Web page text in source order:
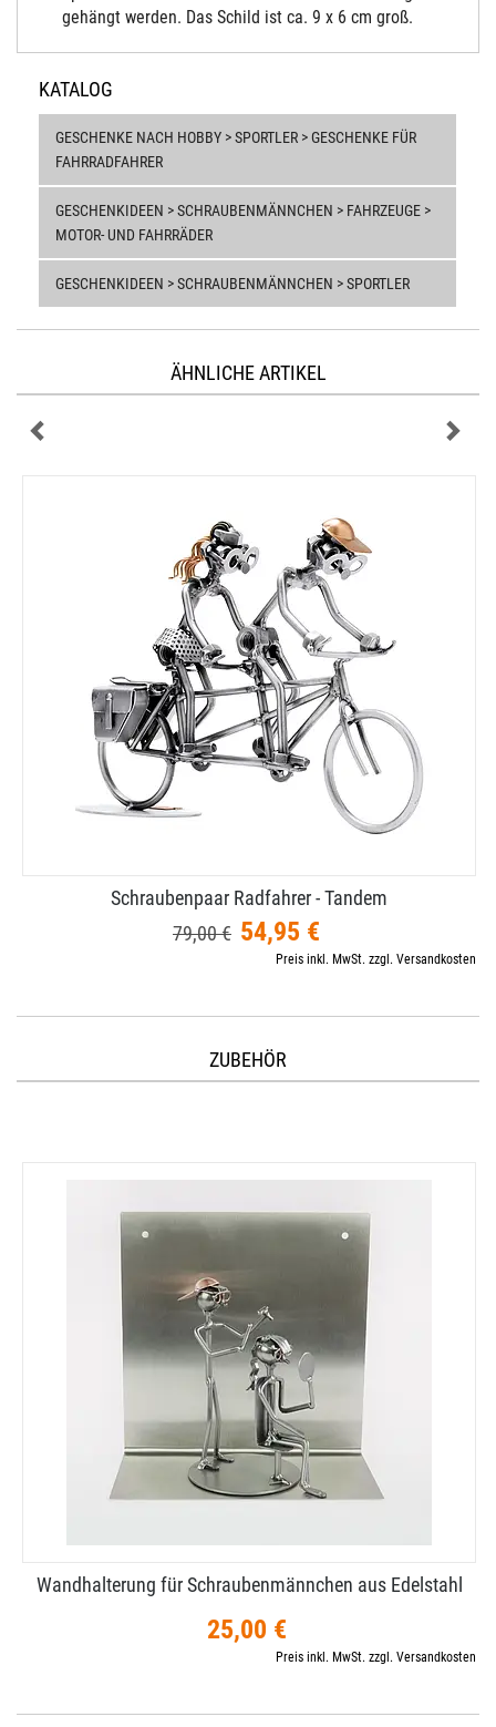
gehängt werden. Das Schild ist ca. 9 x 6 cm groß.
KATALOG
GESCHENKE NACH HOBBY > SPORTLER > GESCHENKE FÜR
FAHRRADFAHRER
GESCHENKIDEEN > SCHRAUBENMÄNNCHEN > FAHRZEUGE >
MOTOR- UND FAHRRÄDER
GESCHENKIDEEN > SCHRAUBENMÄNNCHEN > SPORTLER
ÄHNLICHE ARTIKEL
Schraubenpaar Radfahrer - Tandem
79,00 € 54,95 €
Preis inkl. MwSt. zzgl. Versandkosten
ZUBEHÖR
Wandhalterung für Schraubenmännchen aus Edelstahl
25,00 €
Preis inkl. MwSt. zzgl. Versandkosten